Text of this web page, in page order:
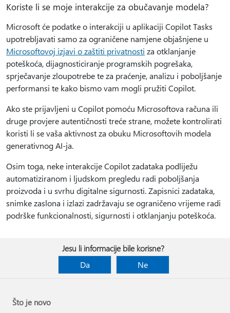
Koriste li se moje interakcije za obučavanje modela?
Microsoft će podatke o interakciji u aplikaciji Copilot Tasks
upotrebljavati samo za ograničene namjene objašnjene u
Microsoftovoj izjavi o zaštiti privatnosti za otklanjanje
poteškoća, dijagnosticiranje programskih pogrešaka,
sprječavanje zloupotrebe te za praćenje, analizu i poboljšanje
performansi te kako bismo vam mogli pružiti Copilot.
Ako ste prijavljeni u Copilot pomoću Microsoftova računa ili
druge provjere autentičnosti treće strane, možete kontrolirati
koristi li se vaša aktivnost za obuku Microsoftovih modela
generativnog AI-ja.
Osim toga, neke interakcije Copilot zadataka podliježu
automatiziranom i ljudskom pregledu radi poboljšanja
proizvoda i u svrhu digitalne sigurnosti. Zapisnici zadataka,
snimke zaslona i izlazi zadržavaju se ograničeno vrijeme radi
podrške funkcionalnosti, sigurnosti i otklanjanju poteškoća.
Jesu li informacije bile korisne?
Da
Ne
Što je novo